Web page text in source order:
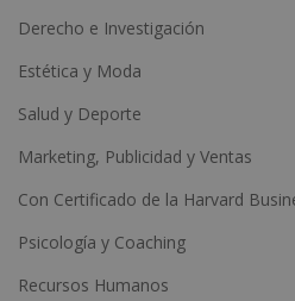
Derecho e Investigación
Estética y Moda
Salud y Deporte
Marketing, Publicidad y Ventas
Con Certificado de la Harvard
Psicología y Coaching
Recursos Humanos